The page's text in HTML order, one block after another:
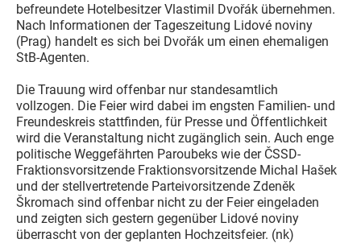
befreundete Hotelbesitzer Vlastimil Dvořák übernehmen.
Nach Informationen der Tageszeitung Lidové noviny
(Prag) handelt es sich bei Dvořák um einen ehemaligen
StB-Agenten.
Die Trauung wird offenbar nur standesamtlich
vollzogen. Die Feier wird dabei im engsten Familien- und
Freundeskreis stattfinden, für Presse und Öffentlichkeit
wird die Veranstaltung nicht zugänglich sein. Auch enge
politische Weggefährten Paroubeks wie der ČSSD-
Fraktionsvorsitzende Fraktionsvorsitzende Michal Hašek
und der stellvertretende Parteivorsitzende Zdeněk
Škromach sind offenbar nicht zu der Feier eingeladen
und zeigten sich gestern gegenüber Lidové noviny
überrascht von der geplanten Hochzeitsfeier. (nk)